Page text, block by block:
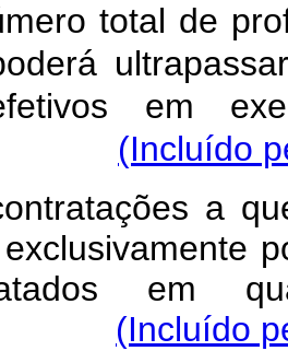
total de
em
(Incluído
a
em
(Incluído